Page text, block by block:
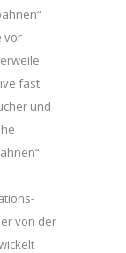
vor
fast
und
von der